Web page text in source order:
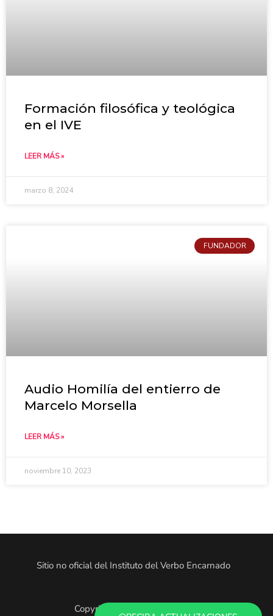
Formación filosófica y teológica
en el IVE
LEER MÁS »
marzo 8, 2024
FUNDADOR
Audio Homilía del entierro de
Marcelo Morsella
LEER MÁS »
noviembre 10, 2023
Sitio no oficial del Instituto del Verbo Encarnado
Copyright © 2025. Todo el contenido es